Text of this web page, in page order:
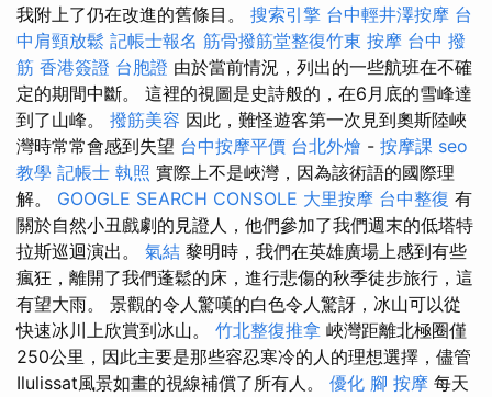
我附上了仍在改進的舊條目。 搜索引擎 台中輕井澤按摩 台
中肩頸放鬆 記帳士報名 筋骨撥筋堂整復竹東 按摩 台中 撥
筋 香港簽證 台胞證 由於當前情況，列出的一些航班在不確
定的期間中斷。 這裡的視圖是史詩般的，在6月底的雪峰達
到了山峰。 撥筋美容 因此，難怪遊客第一次見到奧斯陸峽
灣時常常會感到失望 台中按摩平價 台北外燴 - 按摩課 seo
教學 記帳士 執照 實際上不是峽灣，因為該術語的國際理
解。 GOOGLE SEARCH CONSOLE 大里按摩 台中整復 有
關於自然小丑戲劇的見證人，他們參加了我們週末的低塔特
拉斯巡迴演出。 氣結 黎明時，我們在英雄廣場上感到有些
瘋狂，離開了我們蓬鬆的床，進行悲傷的秋季徒步旅行，這
有望大雨。 景觀的令人驚嘆的白色令人驚訝，冰山可以從
快速冰川上欣賞到冰山。 竹北整復推拿 峽灣距離北極圈僅
250公里，因此主要是那些容忍寒冷的人的理想選擇，儘管
Ilulissat風景如畫的視線補償了所有人。 優化 腳 按摩 每天